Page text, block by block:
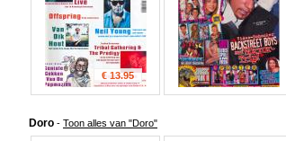
€ 13.95
Doro - Toon alles van "Doro"